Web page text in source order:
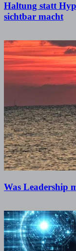
Haltung statt
sichtbar macht
Was Leadership